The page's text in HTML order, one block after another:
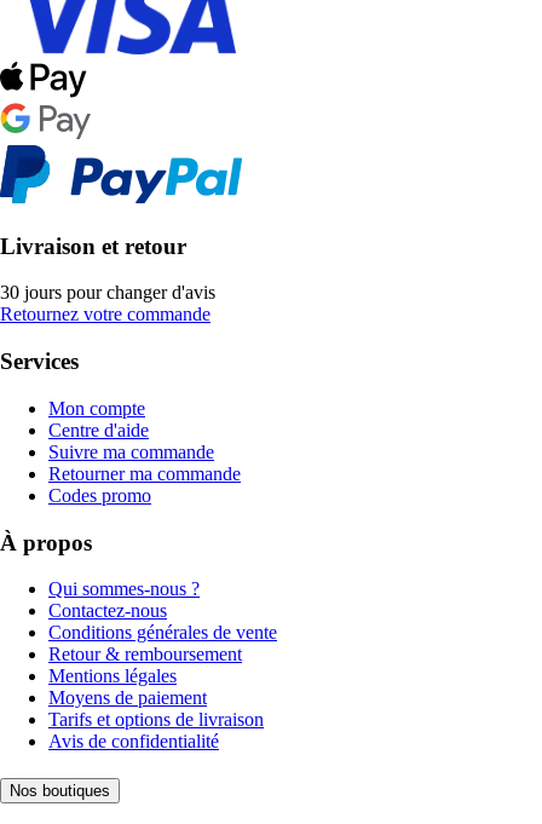
Livraison et retour
30 jours pour changer d'avis
Retournez votre commande
Services
Mon compte
Centre d'aide
Suivre ma commande
Retourner ma commande
Codes promo
À propos
Qui sommes-nous ?
Contactez-nous
Conditions générales de vente
Retour & remboursement
Mentions légales
Moyens de paiement
Tarifs et options de livraison
Avis de confidentialité
Nos boutiques